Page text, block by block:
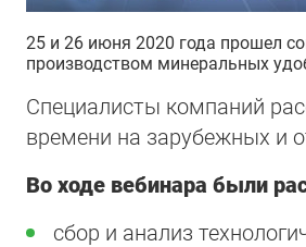
25 и 26 июня 2020 года прошел
производством минеральных
Специалисты компаний
времени на зарубежных и
Во ходе вебинара были
сбор и анализ